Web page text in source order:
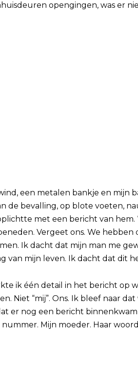
opengingen, was er
een metalen bankje en mijn
de bevalling, op blote voeten,
met een bericht van hem.
Vergeet ons. We
Ik dacht dat mijn man me
van mijn leven. Ik dacht dat dit
ik één detail in het bericht op
Niet “mij”. Ons. Ik bleef naar
er nog een bericht
Mijn moeder. Haar